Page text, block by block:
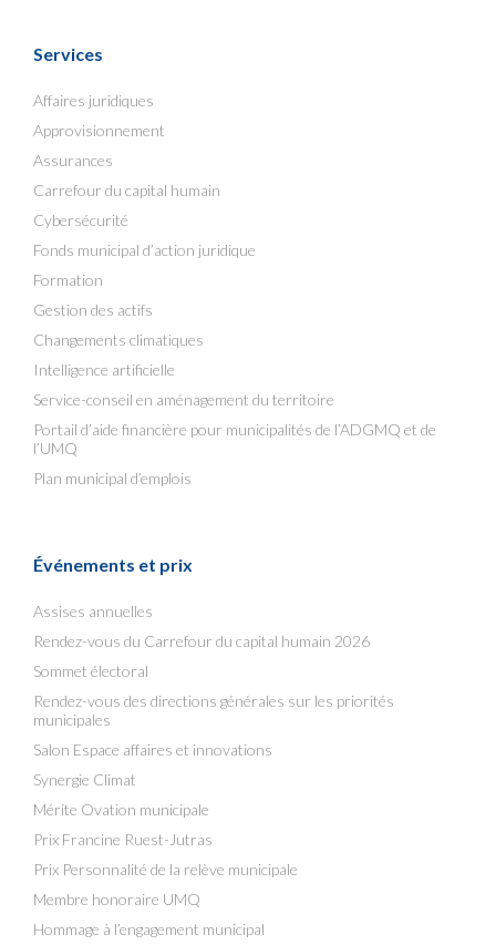
Services
Affaires juridiques
Approvisionnement
Assurances
Carrefour du capital humain
Cybersécurité
Fonds municipal d’action juridique
Formation
Gestion des actifs
Changements climatiques
Intelligence artificielle
Service-conseil en aménagement du territoire
Portail d’aide financière pour municipalités de l’ADGMQ et de
l’UMQ
Plan municipal d’emplois
Événements et prix
Assises annuelles
Rendez-vous du Carrefour du capital humain 2026
Sommet électoral
Rendez-vous des directions générales sur les priorités
municipales
Salon Espace affaires et innovations
Synergie Climat
Mérite Ovation municipale
Prix Francine Ruest-Jutras
Prix Personnalité de la relève municipale
Membre honoraire UMQ
Hommage à l’engagement municipal